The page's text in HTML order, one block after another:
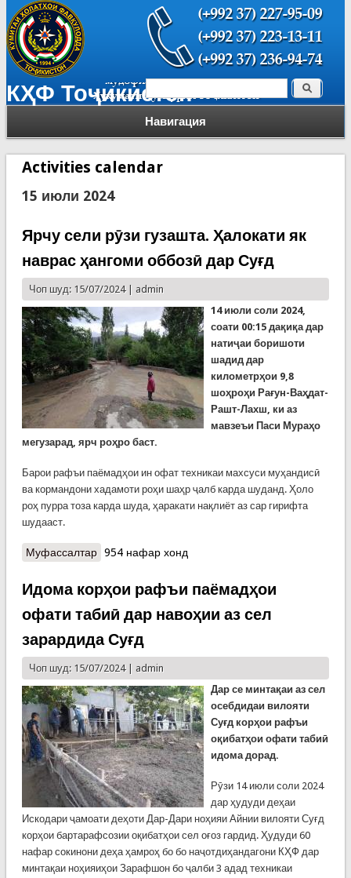
КҲФ Тоҷикистон
Навигация
Форма поиска Поиск
Activities calendar
15 июли 2024
Ярчу сели рӯзи гузашта. Ҳалокати як
наврас ҳангоми оббозӣ дар Суғд
Чоп шуд: 15/07/2024 | admin
14 июли соли 2024,
соати 00:15 дақиқа дар
натиҷаи боришоти
шадид дар
километрҳои 9,8
шоҳроҳи Рағун-Ваҳдат-
Рашт-Лахш, ки аз
мавзеъи Паси Мураҳо
мегузарад, ярч роҳро баст.
Барои рафъи паёмадҳои ин офат техникаи махсуси муҳандисӣ
ва кормандони хадамоти роҳи шаҳр ҷалб карда шуданд. Ҳоло
роҳ пурра тоза карда шуда, ҳаракати нақлиёт аз сар гирифта
шудааст.
Муфассалтаро Ярчу сели рӯзи гузашта. Ҳалокати як наврас
954 нафар хонд
Идома корҳои рафъи паёмадҳои
офати табиӣ дар навоҳии аз сел
зарардида Суғд
Чоп шуд: 15/07/2024 | admin
Дар се минтақаи аз сел
осебдидаи вилояти
Суғд корҳои рафъи
оқибатҳои офати табиӣ
идома дорад.
Рӯзи 14 июли соли 2024
дар ҳудуди деҳаи
Искодари ҷамоати деҳоти Дар-Дари ноҳияи Айнии вилояти Суғд
корҳои бартарафсозии оқибатҳои сел оғоз гардид. Ҳудуди 60
нафар сокинони деҳа ҳамроҳ бо бо наҷотдиҳандагони КҲФ дар
минтақаи ноҳияиҳои Зарафшон бо ҷалби 3 адад техникаи